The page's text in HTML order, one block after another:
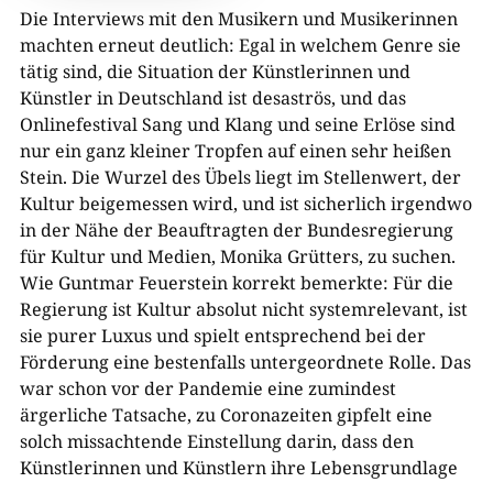
Die Interviews mit den Musikern und Musikerinnen
machten erneut deutlich: Egal in welchem Genre sie
tätig sind, die Situation der Künstlerinnen und
Künstler in Deutschland ist desaströs, und das
Onlinefestival Sang und Klang und seine Erlöse sind
nur ein ganz kleiner Tropfen auf einen sehr heißen
Stein. Die Wurzel des Übels liegt im Stellenwert, der
Kultur beigemessen wird, und ist sicherlich irgendwo
in der Nähe der Beauftragten der Bundesregierung
für Kultur und Medien, Monika Grütters, zu suchen.
Wie Guntmar Feuerstein korrekt bemerkte: Für die
Regierung ist Kultur absolut nicht systemrelevant, ist
sie purer Luxus und spielt entsprechend bei der
Förderung eine bestenfalls untergeordnete Rolle. Das
war schon vor der Pandemie eine zumindest
ärgerliche Tatsache, zu Coronazeiten gipfelt eine
solch missachtende Einstellung darin, dass den
Künstlerinnen und Künstlern ihre Lebensgrundlage